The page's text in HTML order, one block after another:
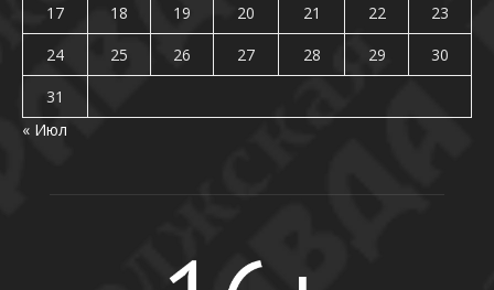
17
18 19 20 21 22
23
24
25 26 27 28 29
30
31
« Июл